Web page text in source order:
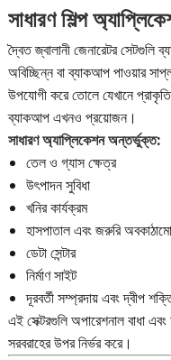
সাধারণ শিল্প
দ্বৈত জ্বালানী জেনারেটর সেটগুলি
অবিচ্ছিন্ন বা ব্যাকআপ পাওয়ার
উপযোগী করে তোলে যেখানে
ব্যাকআপ এখনও প্রয়োজন।
সাধারণ অ্যাপ্লিকেশন অন্তর্ভুক্ত:
তেল ও গ্যাস ক্ষেত্র
উৎপাদন সুবিধা
খনির কার্যক্রম
হাসপাতাল এবং জরুরি অবকাঠামো
ডেটা সেন্টার
নির্মাণ সাইট
দূরবর্তী সম্প্রদায় এবং দ্বীপ
এই সেক্টরগুলি অপারেশনাল বাধা
সরবরাহের উপর নির্ভর করে।